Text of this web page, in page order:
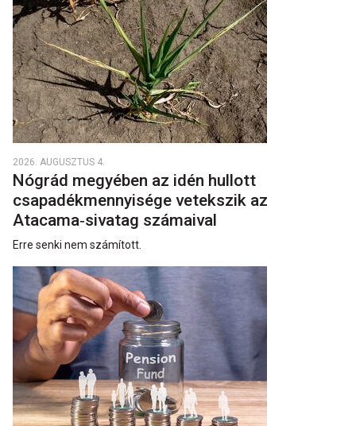
2026. AUGUSZTUS 4.
Nógrád megyében az idén hullott
csapadékmennyisége vetekszik az
Atacama‑sivatag számaival
Erre senki nem számított.